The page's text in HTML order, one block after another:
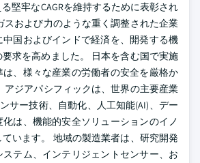
堅牢なCAGRを維持するために表彰され
スおよび力のような重く調整された企業
国およびインドで経済を、開発する機
求を高めました。 日本を含む国で実施
、様々な産業の労働者の安全を厳格か
アジアパシフィックは、世界の主要産業
サー技術、自動化、人工知能(AI)、デー
は、機能的安全ソリューションのイノ
います。 地域の製造業者は、研究開発
テム、インテリジェントセンサー、お